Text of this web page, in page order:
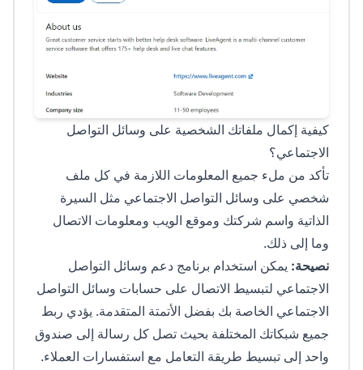
كيفية إكمال ملفاتك الشخصية على وسائل التواصل
الاجتماعي؟
تأكد من ملء جميع المعلومات اللازمة في كل ملف
شخصي على وسائل التواصل الاجتماعي مثل السيرة
الذاتية واسم شركتك وموقع الويب ومعلومات الاتصال
وما إلى ذلك.
نصيحة: يمكن استخدام برنامج دعم وسائل التواصل
الاجتماعي لتبسيط الاتصال على حسابات وسائل التواصل
الاجتماعي الخاصة بك بفضل الأتمتة المتقدمة. يؤدي ربط
جميع شبكاتك المختلفة بحيث تصل كل رسالة إلى صندوق
واحد إلى تبسيط طريقة التعامل مع استفسارات العملاء.